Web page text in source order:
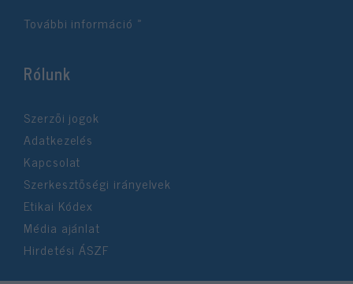
További információ »
Rólunk
Szerzői jogok
Adatkezelés
Kapcsolat
Szerkesztőségi irányelvek
Etikai Kódex
Média ajánlat
Hirdetési ÁSZF